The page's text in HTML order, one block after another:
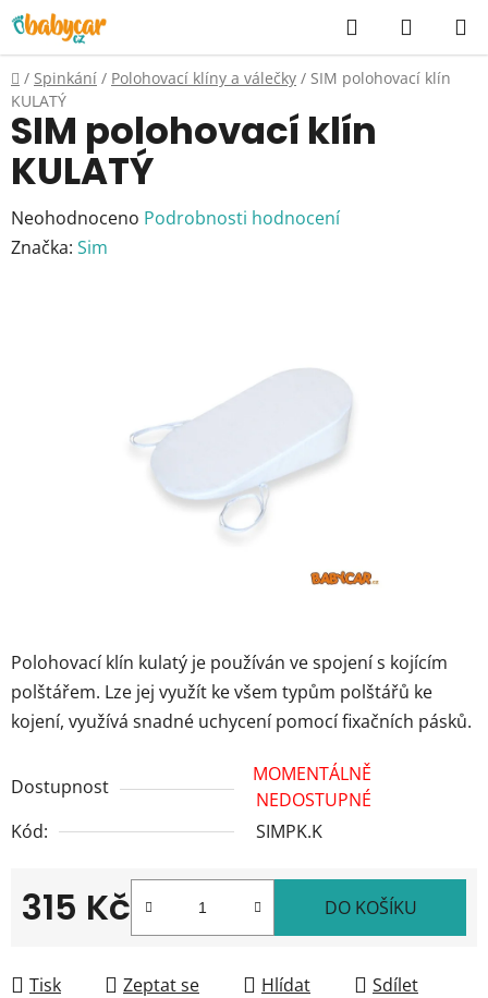
Přejít
na
obsah
Hledat
KOŠÍK
Domů
/ Spinkání / Polohovací klíny a válečky / SIM polohovací klín
KULATÝ
Polohovací klín kulatý je používán ve spojení s kojícím
polštářem. Lze jej využít ke všem typům polštářů ke
kojení, využívá snadné uchycení pomocí fixačních pásků.
Dostupnost
MOMENTÁLNĚ
NEDOSTUPNÉ
Kód:
SIMPK.K
315 Kč DO KOŠÍKU
Tisk Zeptat se Hlídat Sdílet
SIM polohovací klín
KULATÝ
Průměrné
hodnocení
Neohodnoceno Podrobnosti hodnocení
Značka: Sim